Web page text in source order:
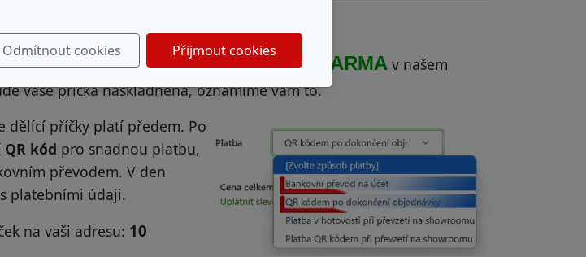
příčku si můžete do 10 dní vyzvednout ZDARMA v našem
vaše příčka naskladněna, oznámíme vám to.
dělící příčky platí předem. Po
QR kód pro snadnou platbu,
převodem. V den
platebními údaji.
na vaši adresu: 10
Odmítnout cookies Přijmout cookies